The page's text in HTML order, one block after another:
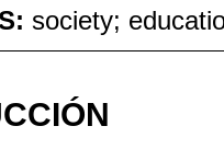
society;